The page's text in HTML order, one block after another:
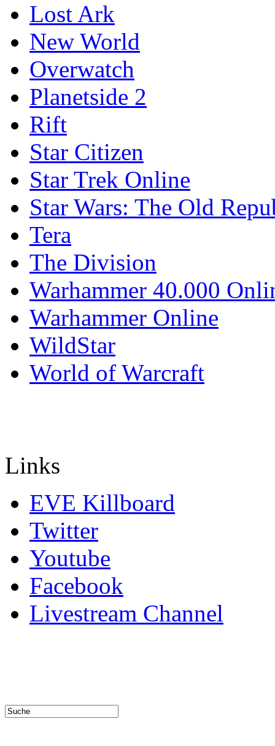
Lost Ark
New World
Overwatch
Planetside 2
Rift
Star Citizen
Star Trek Online
Star Wars: The Old
Tera
The Division
Warhammer 40.000
Warhammer Online
WildStar
World of Warcraft
Links
EVE Killboard
Twitter
Youtube
Facebook
Livestream Channel